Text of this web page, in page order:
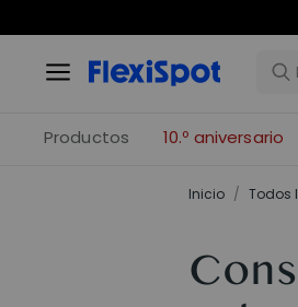
Productos 10.º aniversario
Inicio / Todos